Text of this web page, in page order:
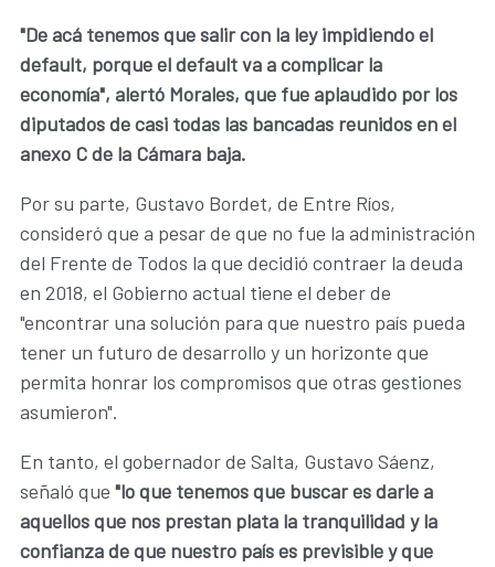
"De acá tenemos que salir con la ley impidiendo el
default, porque el default va a complicar la
economía", alertó Morales, que fue aplaudido por los
diputados de casi todas las bancadas reunidos en el
anexo C de la Cámara baja.
Por su parte, Gustavo Bordet, de Entre Ríos,
consideró que a pesar de que no fue la administración
del Frente de Todos la que decidió contraer la deuda
en 2018, el Gobierno actual tiene el deber de
"encontrar una solución para que nuestro país pueda
tener un futuro de desarrollo y un horizonte que
permita honrar los compromisos que otras gestiones
asumieron".
En tanto, el gobernador de Salta, Gustavo Sáenz,
señaló que "lo que tenemos que buscar es darle a
aquellos que nos prestan plata la tranquilidad y la
confianza de que nuestro país es previsible y que